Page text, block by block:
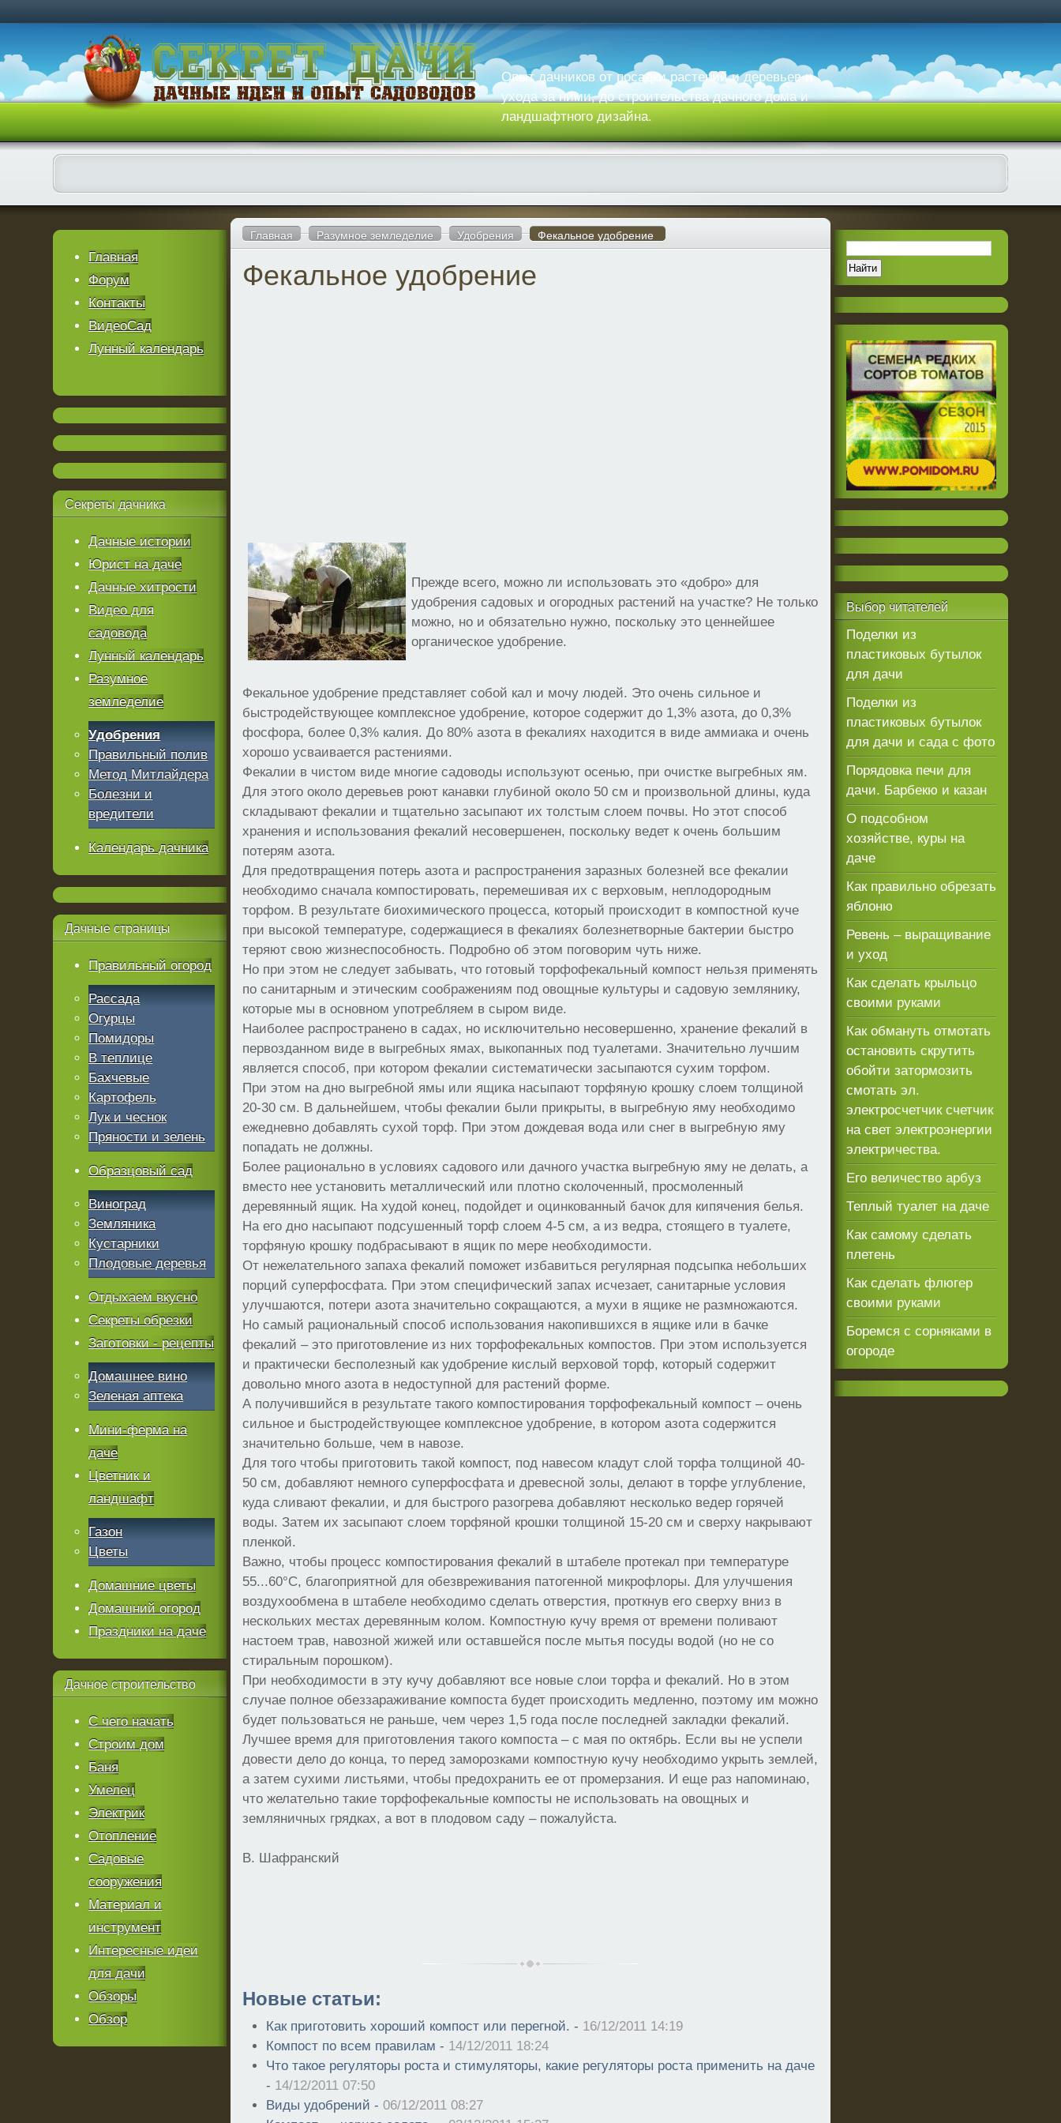
Опыт дачников от посадки растений и деревьев и
ухода за ними, до строительства дачного дома и
ландшафтного дизайна.
Главная Разумное земледелие Удобрения Фекальное удобрение
Фекальное удобрение
Прежде всего, можно ли использовать это «добро» для
удобрения садовых и огородных растений на участке? Не только
можно, но и обязательно нужно, поскольку это ценнейшее
органическое удобрение.
Фекальное удобрение представляет собой кал и мочу людей. Это очень сильное и
быстродействующее комплексное удобрение, которое содержит до 1,3% азота, до 0,3%
фосфора, более 0,3% калия. До 80% азота в фекалиях находится в виде аммиака и очень
хорошо усваивается растениями.
Фекалии в чистом виде многие садоводы используют осенью, при очистке выгребных ям.
Для этого около деревьев роют канавки глубиной около 50 см и произвольной длины, куда
складывают фекалии и тщательно засыпают их толстым слоем почвы. Но этот способ
хранения и использования фекалий несовершенен, поскольку ведет к очень большим
потерям азота.
Для предотвращения потерь азота и распространения заразных болезней все фекалии
необходимо сначала компостировать, перемешивая их с верховым, неплодородным
торфом. В результате биохимического процесса, который происходит в компостной куче
при высокой температуре, содержащиеся в фекалиях болезнетворные бактерии быстро
теряют свою жизнеспособность. Подробно об этом поговорим чуть ниже.
Но при этом не следует забывать, что готовый торфофекальный компост нельзя применять
по санитарным и этическим соображениям под овощные культуры и садовую землянику,
которые мы в основном употребляем в сыром виде.
Наиболее распространено в садах, но исключительно несовершенно, хранение фекалий в
первозданном виде в выгребных ямах, выкопанных под туалетами. Значительно лучшим
является способ, при котором фекалии систематически засыпаются сухим торфом.
При этом на дно выгребной ямы или ящика насыпают торфяную крошку слоем толщиной
20-30 см. В дальнейшем, чтобы фекалии были прикрыты, в выгребную яму необходимо
ежедневно добавлять сухой торф. При этом дождевая вода или снег в выгребную яму
попадать не должны.
Более рационально в условиях садового или дачного участка выгребную яму не делать, а
вместо нее установить металлический или плотно сколоченный, просмоленный
деревянный ящик. На худой конец, подойдет и оцинкованный бачок для кипячения белья.
На его дно насыпают подсушенный торф слоем 4-5 см, а из ведра, стоящего в туалете,
торфяную крошку подбрасывают в ящик по мере необходимости.
От нежелательного запаха фекалий поможет избавиться регулярная подсыпка небольших
порций суперфосфата. При этом специфический запах исчезает, санитарные условия
улучшаются, потери азота значительно сокращаются, а мухи в ящике не размножаются.
Но самый рациональный способ использования накопившихся в ящике или в бачке
фекалий – это приготовление из них торфофекальных компостов. При этом используется
и практически бесполезный как удобрение кислый верховой торф, который содержит
довольно много азота в недоступной для растений форме.
А получившийся в результате такого компостирования торфофекальный компост – очень
сильное и быстродействующее комплексное удобрение, в котором азота содержится
значительно больше, чем в навозе.
Для того чтобы приготовить такой компост, под навесом кладут слой торфа толщиной 40-
50 см, добавляют немного суперфосфата и древесной золы, делают в торфе углубление,
куда сливают фекалии, и для быстрого разогрева добавляют несколько ведер горячей
воды. Затем их засыпают слоем торфяной крошки толщиной 15-20 см и сверху накрывают
пленкой.
Важно, чтобы процесс компостирования фекалий в штабеле протекал при температуре
55...60°C, благоприятной для обезвреживания патогенной микрофлоры. Для улучшения
воздухообмена в штабеле необходимо сделать отверстия, проткнув его сверху вниз в
нескольких местах деревянным колом. Компостную кучу время от времени поливают
настоем трав, навозной жижей или оставшейся после мытья посуды водой (но не со
стиральным порошком).
При необходимости в эту кучу добавляют все новые слои торфа и фекалий. Но в этом
случае полное обеззараживание компоста будет происходить медленно, поэтому им можно
будет пользоваться не раньше, чем через 1,5 года после последней закладки фекалий.
Лучшее время для приготовления такого компоста – с мая по октябрь. Если вы не успели
довести дело до конца, то перед заморозками компостную кучу необходимо укрыть землей,
а затем сухими листьями, чтобы предохранить ее от промерзания. И еще раз напоминаю,
что желательно такие торфофекальные компосты не использовать на овощных и
земляничных грядках, а вот в плодовом саду – пожалуйста.
В. Шафранский
Новые статьи:
Как приготовить хороший компост или перегной. - 16/12/2011 14:19
Компост по всем правилам - 14/12/2011 18:24
Что такое регуляторы роста и стимуляторы, какие регуляторы роста применить на даче
- 14/12/2011 07:50
Виды удобрений -06/12/2011 08:27
Главная
Форум
Контакты
ВидеоСад
Лунный календарь
Секреты дачника
Дачные истории
Юрист на даче
Дачные хитрости
Видео для
садовода
Лунный календарь
Разумное
земледелие
Удобрения
Правильный полив
Метод Митлайдера
Болезни и
вредители
Календарь дачника
Дачные страницы
Правильный огород
Рассада
Огурцы
Помидоры
В теплице
Бахчевые
Картофель
Лук и чеснок
Пряности и зелень
Образцовый сад
Виноград
Земляника
Кустарники
Плодовые деревья
Отдыхаем вкусно
Секреты обрезки
Заготовки - рецепты
Домашнее вино
Зеленая аптека
Мини-ферма на
даче
Цветник и
ландшафт
Газон
Цветы
Домашние цветы
Домашний огород
Праздники на даче
Дачное строительство
С чего начать
Строим дом
Баня
Умелец
Электрик
Отопление
Садовые
сооружения
Материал и
инструмент
Интересные идеи
для дачи
Обзоры
Обзор
Выборчитателей
Поделки из
пластиковых бутылок
для дачи
Поделки из
пластиковых бутылок
для дачи и сада с фото
Порядовка печи для
дачи. Барбекю и казан
О подсобном
хозяйстве, куры на
даче
Как правильно обрезать
яблоню
Ревень – выращивание
и уход
Как сделать крыльцо
своими руками
Как обмануть отмотать
остановить скрутить
обойти затормозить
смотать эл.
электросчетчик счетчик
на свет электроэнергии
электричества.
Его величество арбуз
Теплый туалет на даче
Как самому сделать
плетень
Как сделать флюгер
своими руками
Боремся с сорняками в
огороде